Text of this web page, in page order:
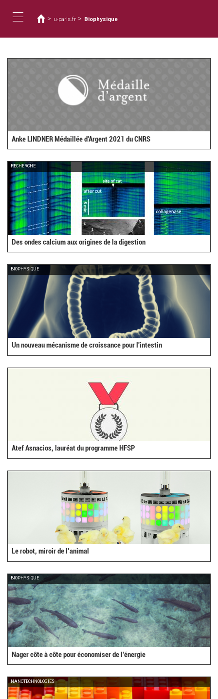
容
在
這
裡
> u-paris.fr > Biophysique
Anke LINDNER Médaillée d'Argent 2021 du CNRS
RECHERCHE
Des ondes calcium aux origines de la digestion
BIOPHYSIQUE
Un nouveau mécanisme de croissance pour l'intestin
Atef Asnacios, lauréat du programme HFSP
Le robot, miroir de l’animal
BIOPHYSIQUE
Nager côte à côte pour économiser de l'énergie
NANOTECHNOLOGIES